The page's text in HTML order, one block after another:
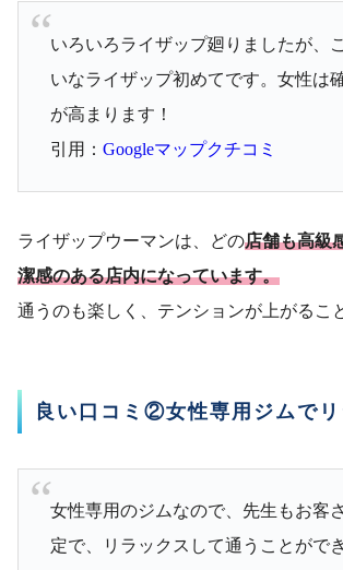
いろいろライザップ廻りましたが、
いなライザップ初めてです。女性は
が高まります！
引用： Googleマップクチコミ
ライザップウーマンは、どの店舗も高級
潔感のある店内になっています。
通うのも楽しく、テンションが上がるこ
良い口コミ②女性専用ジムでリ
女性専用のジムなので、先生もお客
定で、リラックスして通うことがで